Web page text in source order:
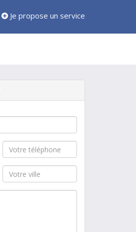
Je propose un service